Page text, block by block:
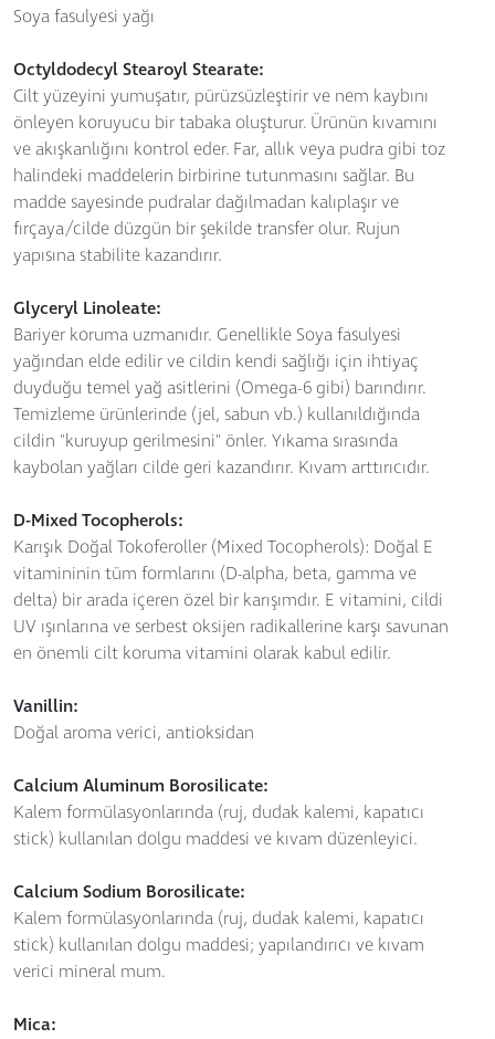
Soya fasulyesi yağı
Octyldodecyl Stearoyl Stearate:
Cilt yüzeyini yumuşatır, pürüzsüzleştirir ve nem kaybını
önleyen koruyucu bir tabaka oluşturur. Ürünün kıvamını
ve akışkanlığını kontrol eder. Far, allık veya pudra gibi toz
halindeki maddelerin birbirine tutunmasını sağlar. Bu
madde sayesinde pudralar dağılmadan kalıplaşır ve
fırçaya/cilde düzgün bir şekilde transfer olur. Rujun
yapısına stabilite kazandırır.
Glyceryl Linoleate:
Bariyer koruma uzmanıdır. Genellikle Soya fasulyesi
yağından elde edilir ve cildin kendi sağlığı için ihtiyaç
duyduğu temel yağ asitlerini (Omega-6 gibi) barındırır.
Temizleme ürünlerinde (jel, sabun vb.) kullanıldığında
cildin "kuruyup gerilmesini" önler. Yıkama sırasında
kaybolan yağları cilde geri kazandırır. Kıvam arttırıcıdır.
D-Mixed Tocopherols:
Karışık Doğal Tokoferoller (Mixed Tocopherols): Doğal E
vitamininin tüm formlarını (D-alpha, beta, gamma ve
delta) bir arada içeren özel bir karışımdır. E vitamini, cildi
UV ışınlarına ve serbest oksijen radikallerine karşı savunan
en önemli cilt koruma vitamini olarak kabul edilir.
Vanillin:
Doğal aroma verici, antioksidan
Calcium Aluminum Borosilicate:
Kalem formülasyonlarında (ruj, dudak kalemi, kapatıcı
stick) kullanılan dolgu maddesi ve kıvam düzenleyici.
Calcium Sodium Borosilicate:
Kalem formülasyonlarında (ruj, dudak kalemi, kapatıcı
stick) kullanılan dolgu maddesi; yapılandırıcı ve kıvam
verici mineral mum.
Mica: